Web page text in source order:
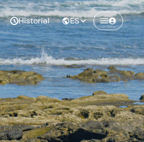
Historial ES